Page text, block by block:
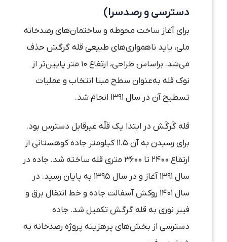
دسترسی و رصدسرا)
برای آغاز ساخت محوطه و ساختمان‌های رصدخانه
ملی، باید ناهمواری‌های طبیعی قله گرگش حذف
می‌شد. براساس طراحی، ارتفاع ۱۰ متر پایین‌تر از
نوک قله به‌عنوان سطح مبنا انتخاب و عملیات
تسطیح آن در سال ۱۳۹۱ انجام شد.
قله گَرگَش در ابتدا یک قلّه غیرقابل دسترس بود.
برای رسیدن به آن ۱۱.۵ کیلومتر جاده کوهستانی از
ارتفاع ۲۴۰۰ تا ۳۶۰۰ متری قله ساخته شد. جاده در
سال ۱۳۹۱ آغاز و در سال ۱۳۹۵ به پایان رسید. در
سال ۱۴۰۱ روکش آسفالت جاده و خط انتقال برق و
فیبر نوری به قله گرگش تکمیل شد. جاده
دسترسی از بخش‌های پرهزینه پروژه رصدخانه به